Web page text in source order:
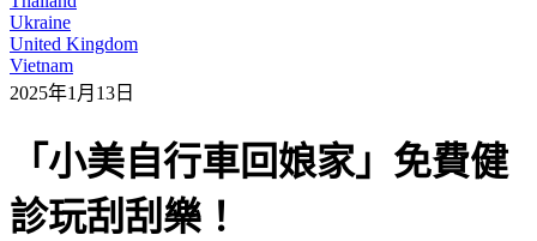
Ukraine
United Kingdom
Vietnam
2025年1月13日
「小美自行車回娘家」免費健
診玩刮刮樂！